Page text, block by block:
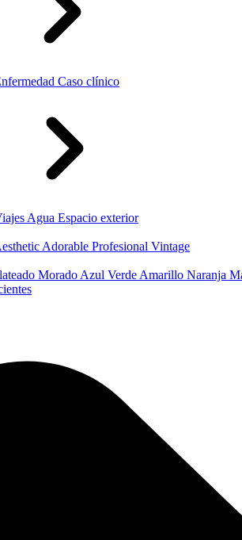
Caso clínico
Agua Espacio exterior
Adorable Profesional Vintage
Morado Azul Verde Amarillo Naranja